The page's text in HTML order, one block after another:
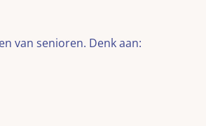
van senioren. Denk aan: